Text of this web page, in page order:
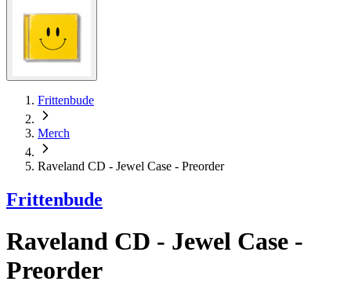
Frittenbude
Merch
Raveland CD - Jewel Case - Preorder
Frittenbude
Raveland CD - Jewel Case -
Preorder